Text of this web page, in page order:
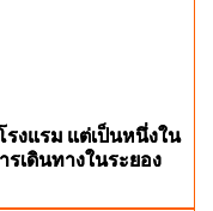
รงแรม แต่เป็นหนึ่งใน
เดินทางในระยอง